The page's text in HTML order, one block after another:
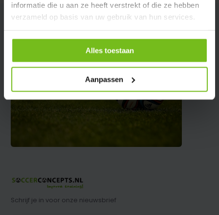
informatie die u aan ze heeft verstrekt of die ze hebben
verzameld op basis van uw gebruik van hun services.
Alles toestaan
Aanpassen
Schrijf je in voor onze nieuwsbrief